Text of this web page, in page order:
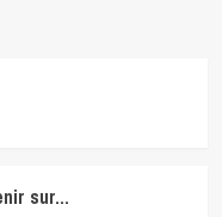
sur…